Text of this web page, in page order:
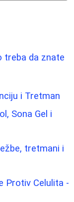
treba da znate
i Tretman
Sona Gel i
tretmani i
Protiv Celulita -